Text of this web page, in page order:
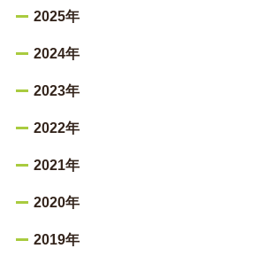
2025年
2024年
2023年
2022年
2021年
2020年
2019年